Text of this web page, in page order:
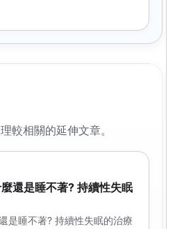
較相關的延伸文章。
還是睡不著? 持續性失眠
是睡不著? 持續性失眠的治療